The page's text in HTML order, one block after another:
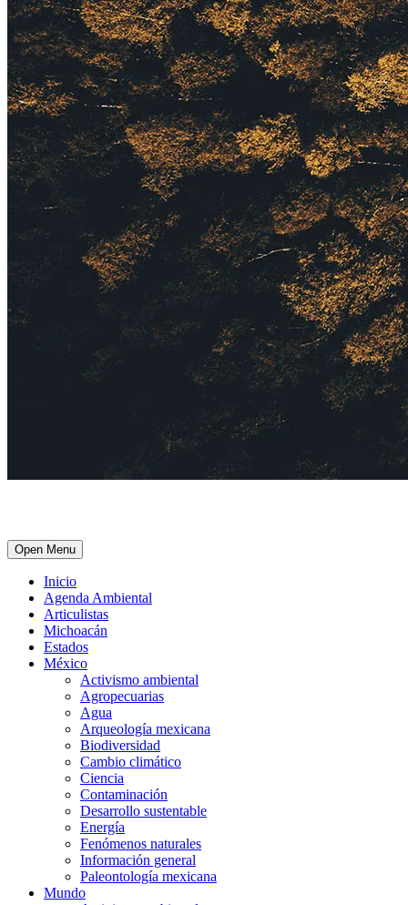
Open Menu
Inicio
Agenda Ambiental
Articulistas
Michoacán
Estados
México
Activismo ambiental
Agropecuarias
Agua
Arqueología mexicana
Biodiversidad
Cambio climático
Ciencia
Contaminación
Desarrollo sustentable
Energía
Fenómenos naturales
Información general
Paleontología mexicana
Mundo